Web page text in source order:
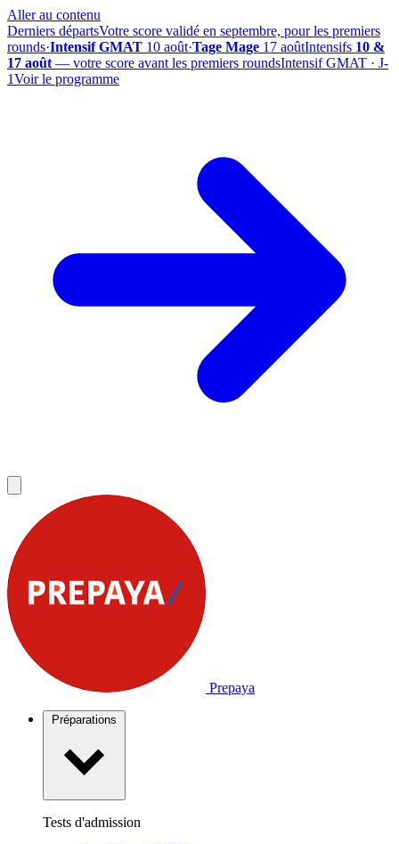
Aller au contenu
Derniers départsVotre score validé en septembre, pour les premiers
rounds·Intensif GMAT 10 août·Tage Mage 17 aoûtIntensifs 10 &
17 août — votre score avant les premiers roundsIntensif GMAT · J-
1Voir le programme
Prepaya
Tests d'admission